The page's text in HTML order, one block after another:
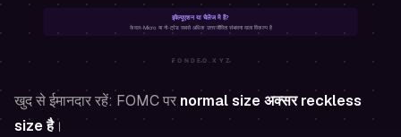
खुद से ईमानदार रहें: FOMC पर normal size अक्सर reckless
size है।